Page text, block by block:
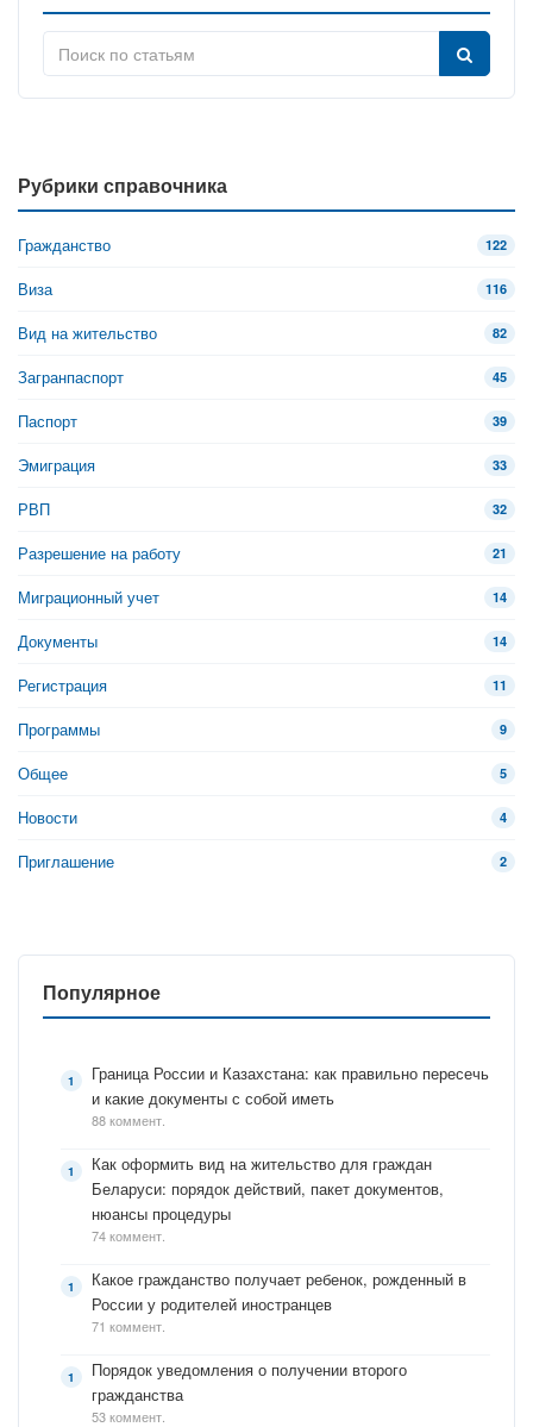
Рубрики справочника
Гражданство 122
Виза 116
Вид на жительство 82
Загранпаспорт 45
Паспорт 39
Эмиграция 33
РВП 32
Разрешение на работу 21
Миграционный учет 14
Документы 14
Регистрация 11
Программы 9
Общее 5
Новости 4
Приглашение 2
Популярное
Граница России и Казахстана: как правильно пересечь
и какие документы с собой иметь
88 коммент.
Как оформить вид на жительство для граждан
Беларуси: порядок действий, пакет документов,
нюансы процедуры
74 коммент.
Какое гражданство получает ребенок, рожденный в
России у родителей иностранцев
71 коммент.
Порядок уведомления о получении второго
гражданства
53 коммент.